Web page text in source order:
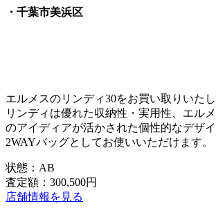
・千葉市美浜区
エルメスのリンディ30をお買い取りいたし
リンディは優れた収納性・実用性、エル
のアイディアが活かされた個性的なデザイ
2WAYバッグとしてお使いいただけます。
状態：AB
査定額：300,500円
店舗情報を見る